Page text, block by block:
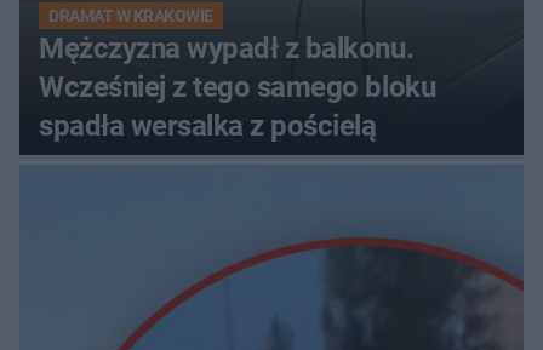
DRAMAT W KRAKOWIE
Mężczyzna wypadł z balkonu.
Wcześniej z tego samego bloku
spadła wersalka z pościelą